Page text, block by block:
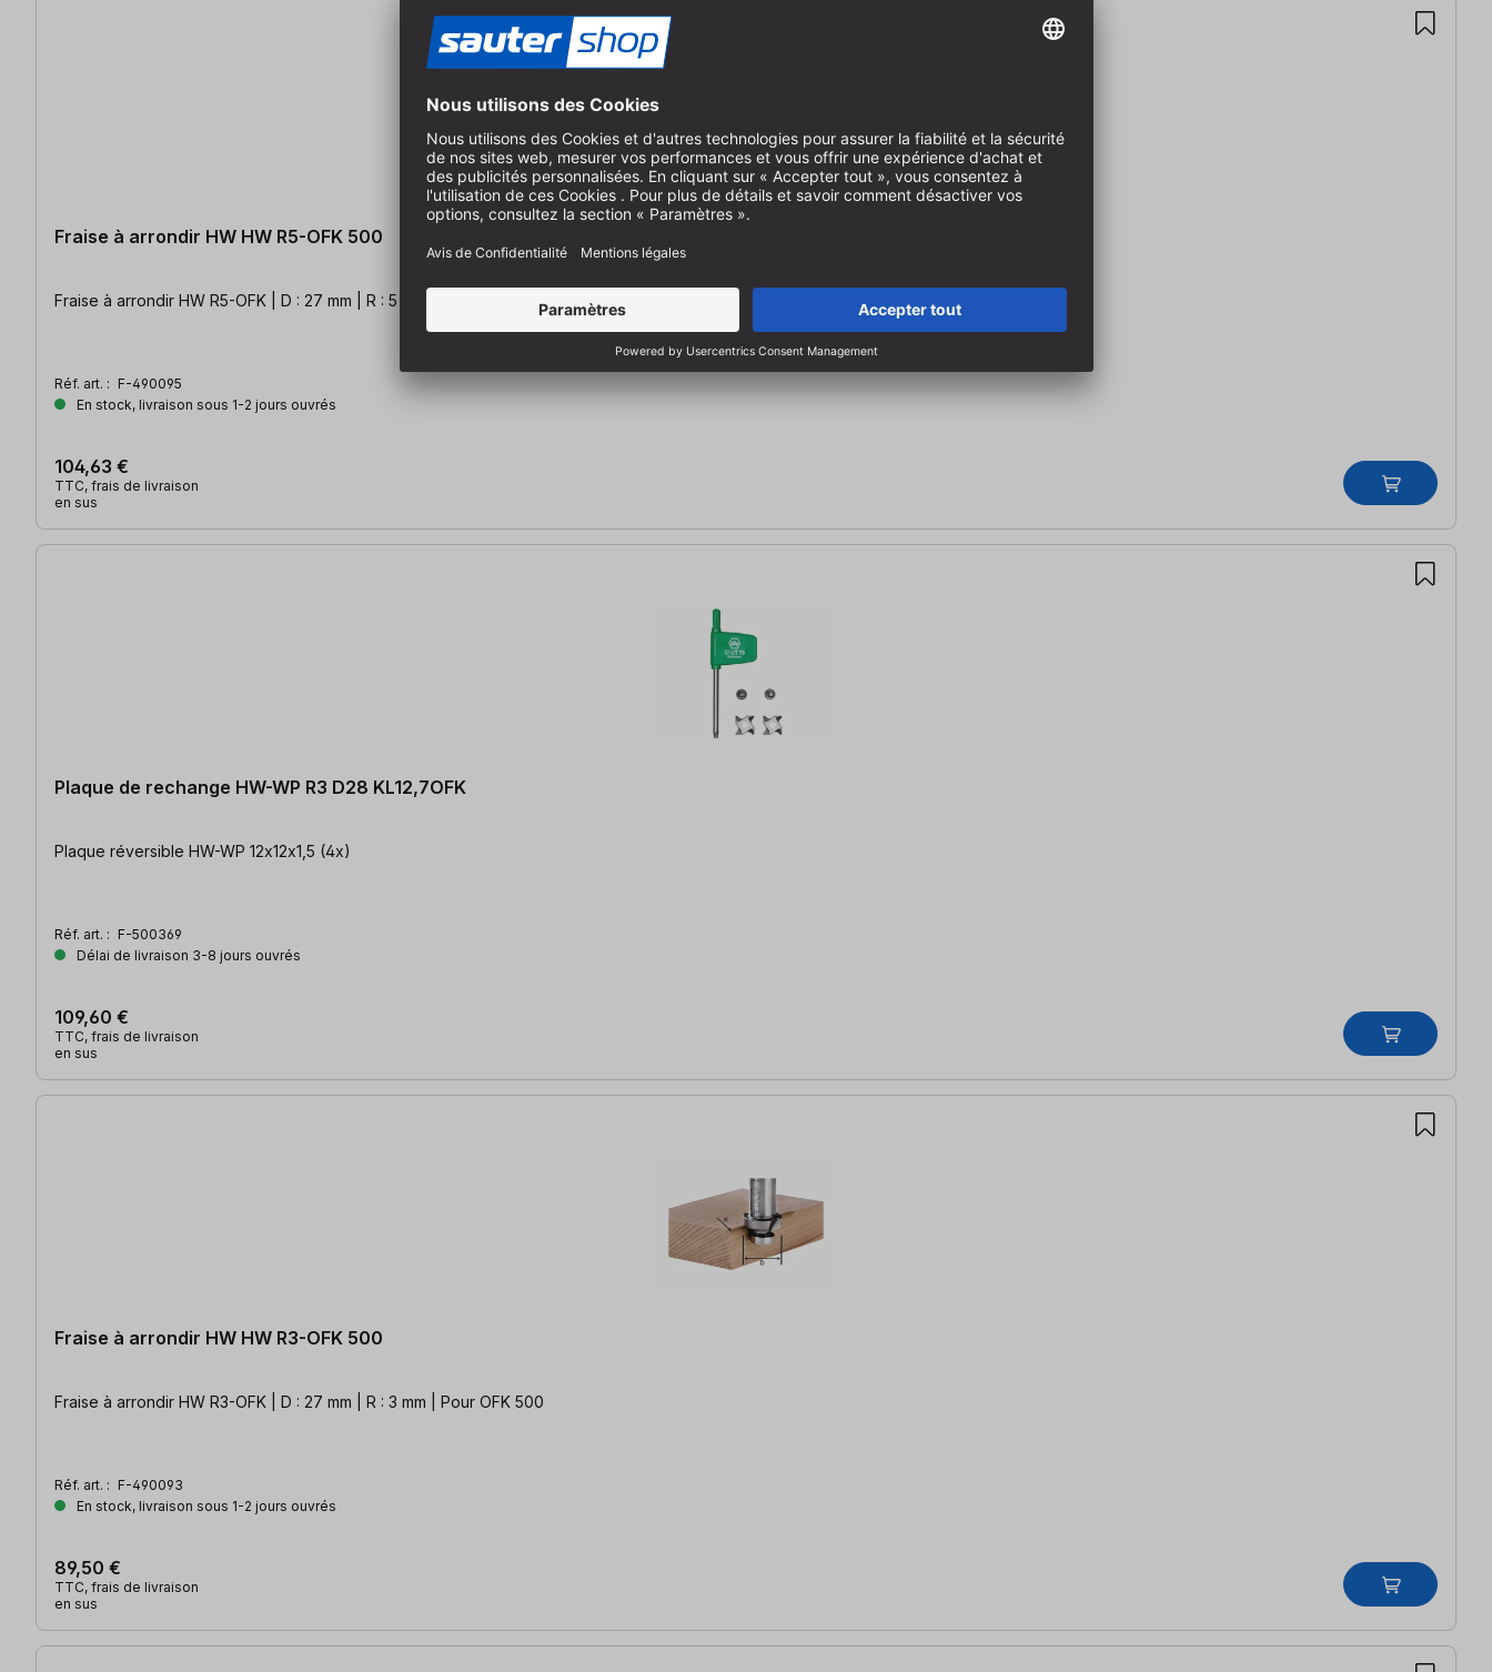
Fraise à arrondir HW HW R5-OFK 500
Fraise à arrondir HW R5-OFK | D : 27 mm | R : 5 mm | Pour OFK 500
Réf. art. : F-490095
En stock, livraison sous 1-2 jours ouvrés
104,63 €
TTC, frais de livraison
en sus
Plaque de rechange HW-WP R3 D28 KL12,7OFK
Plaque réversible HW-WP 12x12x1,5 (4x)
Réf. art. : F-500369
Délai de livraison 3-8 jours ouvrés
109,60 €
TTC, frais de livraison
en sus
Fraise à arrondir HW HW R3-OFK 500
Fraise à arrondir HW R3-OFK | D : 27 mm | R : 3 mm | Pour OFK 500
Réf. art. : F-490093
En stock, livraison sous 1-2 jours ouvrés
89,50 €
TTC, frais de livraison
en sus